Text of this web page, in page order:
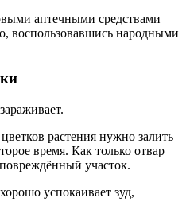
аптечными средствами
воспользовавшись народными
растения нужно залить
время. Как только отвар
участок.
успокаивает зуд,